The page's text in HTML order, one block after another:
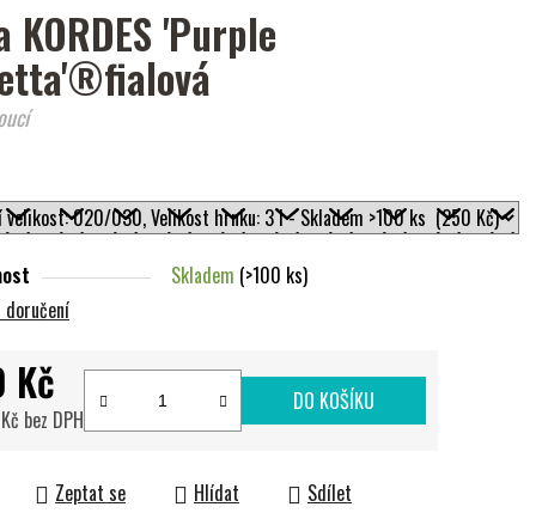
KORDES 'Purple
Skladem (>100 ks)
Kč
bez DPH
DO KOŠÍKU
Zeptat se Hlídat Sdílet